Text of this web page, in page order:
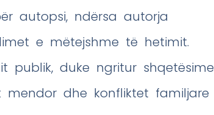
autopsi, ndërsa autorja
e mëtejshme të hetimit.
publik, duke ngritur shqetësime
dhe konfliktet familjare